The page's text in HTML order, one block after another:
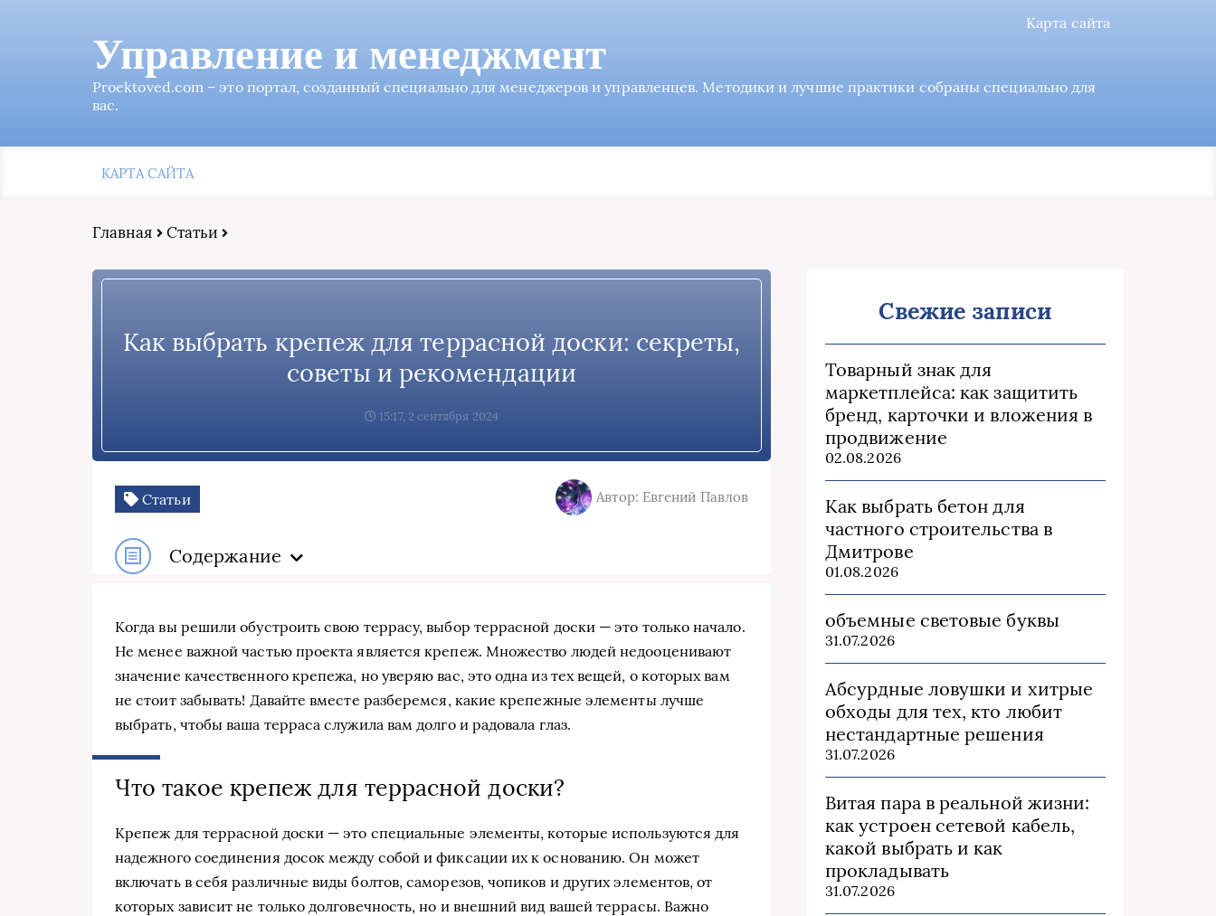
Карта сайта
Управление и менеджмент
Proektoved.com – это портал, созданный специально для менеджеров и управленцев. Методики и лучшие практики собраны специально для
вас.
КАРТА САЙТА
Главная Статьи
Как выбрать крепеж для террасной доски: секреты,
советы и рекомендации
15:17, 2 сентября 2024
Статьи Автор: Евгений Павлов
Содержание
Когда вы решили обустроить свою террасу, выбор террасной доски — это только начало.
Не менее важной частью проекта является крепеж. Множество людей недооценивают
значение качественного крепежа, но уверяю вас, это одна из тех вещей, о которых вам
не стоит забывать! Давайте вместе разберемся, какие крепежные элементы лучше
выбрать, чтобы ваша терраса служила вам долго и радовала глаз.
Что такое крепеж для террасной доски?
Крепеж для террасной доски — это специальные элементы, которые используются для
надежного соединения досок между собой и фиксации их к основанию. Он может
включать в себя различные виды болтов, саморезов, чопиков и других элементов, от
которых зависит не только долговечность, но и внешний вид вашей террасы. Важно
Свежие записи
Товарный знак для
маркетплейса: как защитить
бренд, карточки и вложения в
продвижение
02.08.2026
Как выбрать бетон для
частного строительства в
Дмитрове
01.08.2026
объемные световые буквы
31.07.2026
Абсурдные ловушки и хитрые
обходы для тех, кто любит
нестандартные решения
31.07.2026
Витая пара в реальной жизни:
как устроен сетевой кабель,
какой выбрать и как
прокладывать
31.07.2026